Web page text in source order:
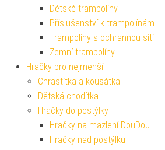
Dětské trampolíny
Příslušenství k trampolínám
Trampolíny s ochrannou sítí
Zemní trampolíny
Hračky pro nejmenší
Chrastítka a kousátka
Dětská chodítka
Hračky do postýlky
Hračky na mazlení DouDou
Hračky nad postýlku